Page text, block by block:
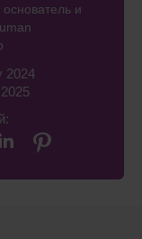
и
2024